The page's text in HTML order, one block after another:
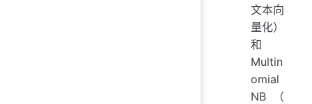
文本向
量化）
和
Multin
omial
NB（